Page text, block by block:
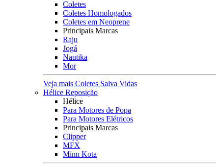
Coletes
Coletes Homologados
Coletes em Neoprene
Principais Marcas
Raju
Jogá
Nautika
Mor
Veja mais Coletes Salva Vidas
Hélice Reposição
Hélice
Para Motores de Popa
Para Motores Elétricos
Principais Marcas
Clipper
MFX
Minn Kota